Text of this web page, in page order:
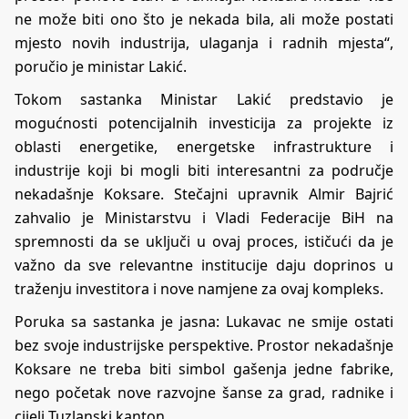
ne može biti ono što je nekada bila, ali može postati
mjesto novih industrija, ulaganja i radnih mjesta“,
poručio je ministar Lakić.
Tokom sastanka Ministar Lakić predstavio je
mogućnosti potencijalnih investicija za projekte iz
oblasti energetike, energetske infrastrukture i
industrije koji bi mogli biti interesantni za područje
nekadašnje Koksare. Stečajni upravnik Almir Bajrić
zahvalio je Ministarstvu i Vladi Federacije BiH na
spremnosti da se uključi u ovaj proces, ističući da je
važno da sve relevantne institucije daju doprinos u
traženju investitora i nove namjene za ovaj kompleks.
Poruka sa sastanka je jasna: Lukavac ne smije ostati
bez svoje industrijske perspektive. Prostor nekadašnje
Koksare ne treba biti simbol gašenja jedne fabrike,
nego početak nove razvojne šanse za grad, radnike i